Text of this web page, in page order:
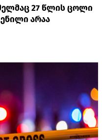
27 წლის ცოლი
არაა